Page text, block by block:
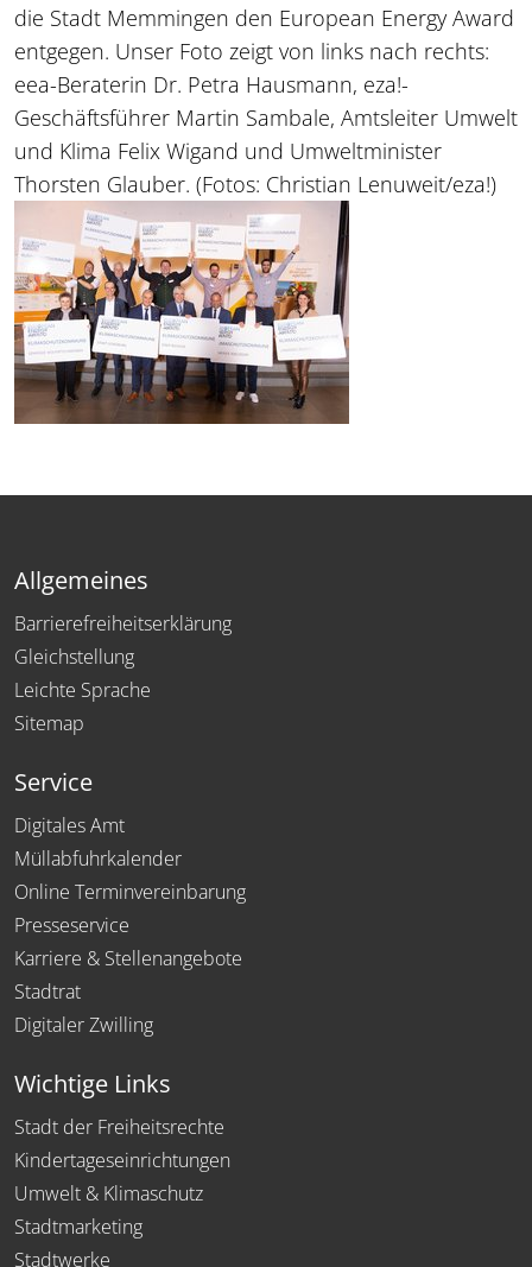
die Stadt Memmingen den European Energy Award
entgegen. Unser Foto zeigt von links nach rechts:
eea-Beraterin Dr. Petra Hausmann, eza!-
Geschäftsführer Martin Sambale, Amtsleiter Umwelt
und Klima Felix Wigand und Umweltminister
Thorsten Glauber. (Fotos: Christian Lenuweit/eza!)
Allgemeines
Barrierefreiheitserklärung
Gleichstellung
Leichte Sprache
Sitemap
Service
Digitales Amt
Müllabfuhrkalender
Online Terminvereinbarung
Presseservice
Karriere & Stellenangebote
Stadtrat
Digitaler Zwilling
Wichtige Links
Stadt der Freiheitsrechte
Kindertageseinrichtungen
Umwelt & Klimaschutz
Stadtmarketing
Stadtwerke